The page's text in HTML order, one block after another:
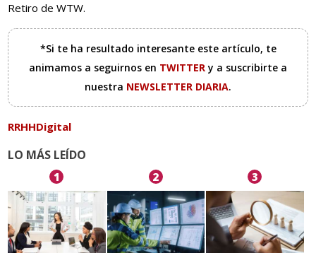
Retiro de WTW.
*Si te ha resultado interesante este artículo, te
animamos a seguirnos en TWITTERy a suscribirte a
nuestra NEWSLETTER DIARIA.
RRHHDigital
LO MÁS LEÍDO
1 2 3